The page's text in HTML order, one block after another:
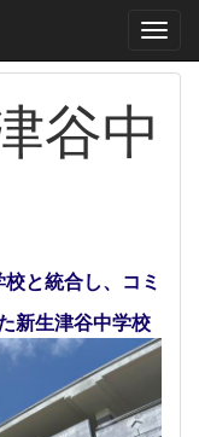
谷中
と統合し、コミ
新生津谷中学校